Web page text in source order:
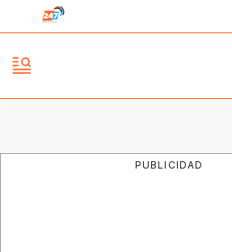
PUBLICIDAD